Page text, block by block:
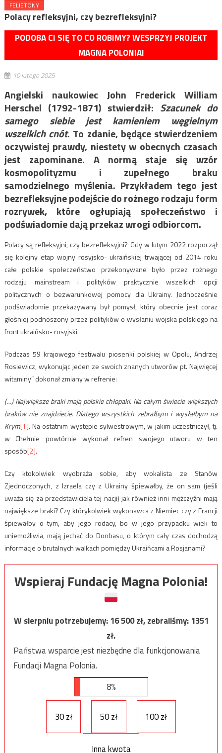
FELIETONY
Polacy refleksyjni, czy bezrefleksyjni?
PODOBA CI SIĘ TO CO ROBIMY? WESPRZYJ PROJEKT
MAGNA POLONIA!
10 lutego 2025
Angielski naukowiec John Frederick William
Herschel (1792-1871) stwierdził: Szacunek do
samego siebie jest kamieniem węgielnym
wszelkich cnót. To zdanie, będące stwierdzeniem
oczywistej prawdy, niestety w obecnych czasach
jest zapominane. A normą staje się wzór
kosmopolityzmu i zupełnego braku
samodzielnego myślenia. Przykładem tego jest
bezrefleksyjne podejście do rożnego rodzaju form
rozrywek, które ogłupiają społeczeństwo i
podświadomie dają przekaz wrogi odbiorcom.
Polacy są refleksyjni, czy bezrefleksyjni? Gdy w lutym 2022 rozpoczął
się kolejny etap wojny rosyjsko- ukraińskiej trwającej od 2014 roku
całe polskie społeczeństwo przekonywane było przez rożnego
rodzaju mainstream i polityków praktycznie wszelkich opcji
politycznych o bezwarunkowej pomocy dla Ukrainy. Jednocześnie
podświadomie przekazywany był pomysł, który obecnie jest coraz
głośniej podnoszony przez polityków o wysłaniu wojska polskiego na
front ukraińsko- rosyjski.
Podczas 59 krajowego festiwalu piosenki polskiej w Opolu, Andrzej
Rosiewicz, wykonując jeden ze swoich znanych utworów pt. Najwięcej
witaminy” dokonał zmiany w refrenie:
(…) Największe braki mają polskie chłopaki. Na całym świecie większych
braków nie znajdziecie. Dlatego wszystkich zebrałbym i wysłałbym na
Krym[1]. Na ostatnim występie sylwestrowym, w jakim uczestniczył, tj.
w Chełmie powtórnie wykonał refren swojego utworu w ten
sposób[2].
Czy ktokolwiek wyobraża sobie, aby wokalista ze Stanów
Zjednoczonych, z Izraela czy z Ukrainy śpiewałby, że on sam (jeśli
uważa się za przedstawiciela tej nacji) jak również inni mężczyźni mają
największe braki? Czy którykolwiek wykonawca z Niemiec czy z Francji
śpiewałby o tym, aby jego rodacy, bo w jego przypadku wiek to
uniemożliwia, mają jechać do Donbasu, o którym cały czas dochodzą
informacje o brutalnych walkach pomiędzy Ukraińcami a Rosjanami?
Wspieraj Fundację Magna Polonia!
W sierpniu potrzebujemy:16 500zł, zebraliśmy:1351
zł.
Państwa wsparcie jest niezbędne dla funkcjonowania
Fundacji Magna Polonia.
8%
30 zł 50 zł 100 zł
Inna kwota